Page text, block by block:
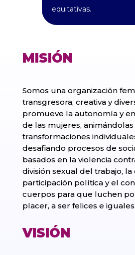
equitativas.
MISIÓN
Somos una organización
transgresora, creativa y
promueve la autonomía y
de las mujeres, animándolas
transformaciones
desafiando procesos de
basados en la violencia
división sexual del trabajo,
participación política y el
cuerpos para que luchen
placer, a ser felices e iguales.
VISIÓN